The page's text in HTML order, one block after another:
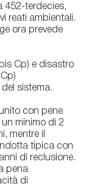
452-terdecies,
reati ambientali.
ora prevede
Cp) e disastro
sistema.
con pene
minimo di 2
mentre il
tipica con
di reclusione.
pena
di